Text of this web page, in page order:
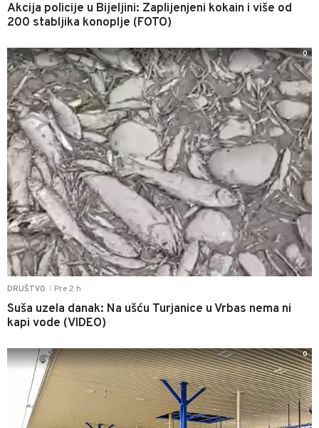
Akcija policije u Bijeljini: Zaplijenjeni kokain i više od
200 stabljika konoplje (FOTO)
DRUŠTVO Pre 2 h
Suša uzela danak: Na ušću Turjanice u Vrbas nema ni
kapi vode (VIDEO)
0
0